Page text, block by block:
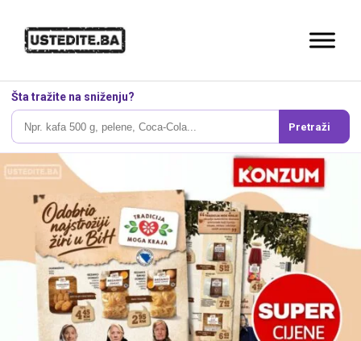
Šta tražite na sniženju?
Pretraži